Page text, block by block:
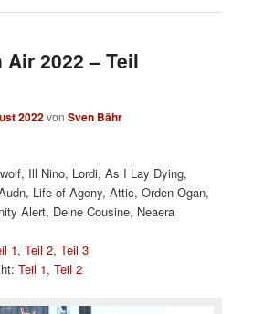
Air 2022 – Teil
2022vonSven Bähr
Ill Nino, Lordi, As I Lay Dying,
Life of Agony, Attic, Orden Ogan,
Alert, Deine Cousine, Neaera
1,Teil 2,Teil 3
Teil 1,Teil 2